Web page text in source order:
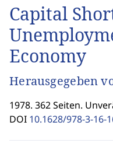
Capital
Economy
Herausgegeben
1978. 362 Seiten.
DOI 10.1628/978-3-16-